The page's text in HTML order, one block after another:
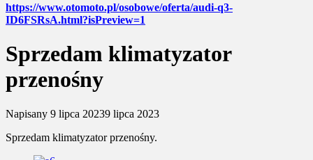
https://www.otomoto.pl/osobowe/oferta/audi-q3-
ID6FSRsA.html?isPreview=1
Sprzedam klimatyzator
przenośny
Napisany 9 lipca 20239 lipca 2023
Sprzedam klimatyzator przenośny.